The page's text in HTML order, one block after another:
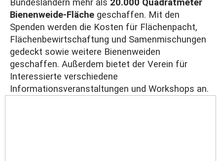
Bundesländern mehr als 20.000 Quadratmeter
Bienenweide-Fläche geschaffen. Mit den
Spenden werden die Kosten für Flächenpacht,
Flächenbewirtschaftung und Samenmischungen
gedeckt sowie weitere Bienenweiden
geschaffen. Außerdem bietet der Verein für
Interessierte verschiedene
Informationsveranstaltungen und Workshops an.